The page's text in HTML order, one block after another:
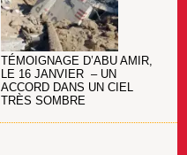
TÉMOIGNAGE D’ABU AMIR,
LE 16 JANVIER – UN
ACCORD DANS UN CIEL
TRÈS SOMBRE